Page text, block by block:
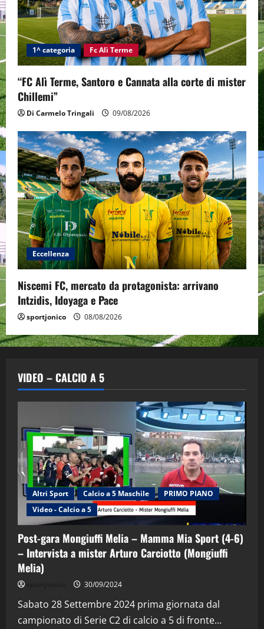
1^ categoria Fc Alì Terme
“FC Alì Terme, Santoro e Cannata alla corte di mister
Chillemi”
Di Carmelo Tringali 09/08/2026
Eccellenza
Niscemi FC, mercato da protagonista: arrivano
Intzidis, Idoyaga e Pace
sportjonico 08/08/2026
VIDEO – CALCIO A 5
Altri Sport Calcio a 5 Maschile
PRIMO PIANO
Video - Calcio a 5
Post-gara Mongiuffi Melia – Mamma Mia Sport (4-6)
– Intervista a mister Arturo Carciotto (Mongiuffi
Melia)
30/09/2024
Sabato 28 Settembre 2024 prima giornata dal
campionato di Serie C2 di calcio a 5 di fronte...
2
“SportEmpire” in Podcast: 29^ Puntata
(Martedi 28 Aprile 2026)
28/04/2026